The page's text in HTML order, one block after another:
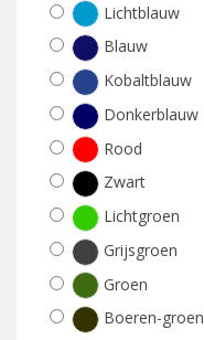
Lichtblauw
Blauw
Kobaltblauw
Donkerblauw
Rood
Zwart
Lichtgroen
Grijsgroen
Groen
Boeren-groen